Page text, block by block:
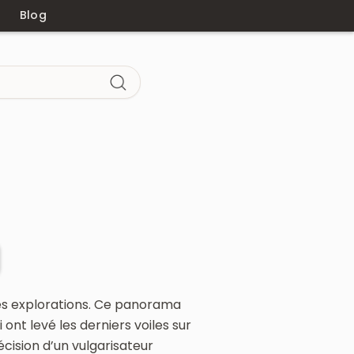
Blog
explorations. Ce panorama
levé les derniers voiles sur
d’un vulgarisateur